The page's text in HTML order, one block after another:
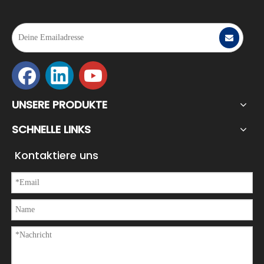
UNSERE PRODUKTE
SCHNELLE LINKS
Kontaktiere uns